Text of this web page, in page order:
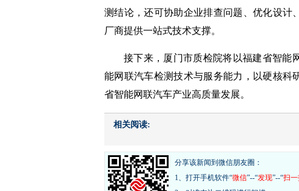
测结论，还可协助企业排查问题、优化设计
厂商提供一站式技术支撑。
接下来，厦门市质检院将以福建省智能
能网联汽车检测技术与服务能力，以硬核科
省智能网联汽车产业高质量发展。
相关阅读:
分享该新闻到微信朋友圈：
1、打开手机软件“微信”--“发现”--“扫一